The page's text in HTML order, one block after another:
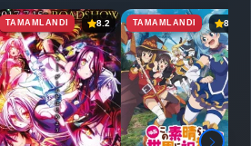
TAMAMLANDI 8.2 TAMAMLANDI 8.4